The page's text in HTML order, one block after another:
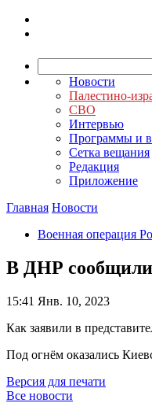
Новости
Палестино-
СВО
Интервью
Программы и
Сетка вещания
Редакция
Приложение
Главная Новости
Военная операция
В ДНР сообщили
15:41 Янв. 10, 2023
Как заявили в
Под огнём оказались
Версия для печати
Все новости